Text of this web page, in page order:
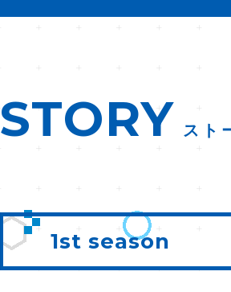
STORY スト
1st season